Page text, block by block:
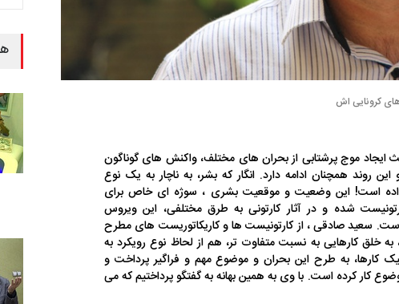
کرونایی اش
ایجاد موج پرشتابی از بحران های مختلف، واکنش های گوناگون
روند همچنان ادامه دارد. انگار که بشر، به ناچار به یک نوع
است! این وضعیت و موقعیت بشری ، سوژه ای خاص برای
شده و در آثار کارتونی به طرق مختلفی، این ویروس
سعید صادقی ، از کارتونیست ها و کاریکاتوریست های مطرح
خلق کارهایی به نسبت متفاوت تر، هم از لحاظ نوع رویکرد به
کارها، به طرح این بحران و موضوع مهم و فراگیر پرداخت و
کار کرده است. با وی به همین بهانه به گفتگو پرداختیم که می